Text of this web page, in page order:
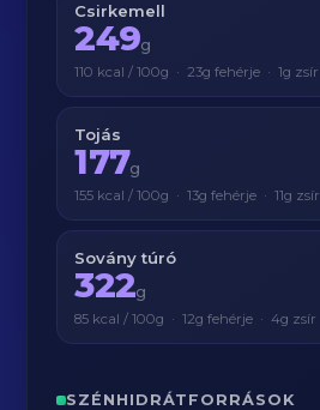
Csirkemell
249g
110 kcal / 100g · 23g fehérje · 1g zsír
Tojás
177g
155 kcal / 100g · 13g fehérje · 11g zsír
Sovány túró
322g
85 kcal / 100g · 12g fehérje · 4g zsír
SZÉNHIDRÁTFORRÁSOK